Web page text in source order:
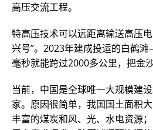
高压交流工程。
特高压技术可以远距离输送高压
兴号”。2023年建成投运的白鹤
毫秒就能跨过2000多公里，把金
当前，中国是全球唯一大规模建
家。原因很简单，我国国土面积
丰富的煤炭和风、光、水电资源